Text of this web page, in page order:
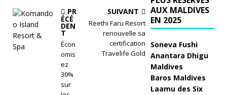
2
5
PR
ÉCÉ
DEN
T
Écon
omis
ez
30%
sur
SUIVANT
Reethi Faru Resort
renouvelle sa
certification
Travelife Gold
AUX MALDIVES
EN 2025
Soneva Fushi
Anantara Dhigu
Maldives
Baros Maldives
Laamu des Six